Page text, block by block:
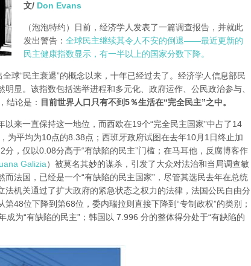
文/ Don Evans
（泡泡特约）
日前，经济学人发表了一篇调查报告，并就此
发出警告： 全球民主继续其令人不安的倒退——最近更新的
民主健康指数显示，有一半以上的国家分数下降。
球“民主衰退”的概念以来，十年已经过去了。经济学人信息部民
显。该指数包括选举进程和多元化、政府运作、公民政治参与、
结论是： 目前世界人口只有不到5％生活在“完全民主”之中。
以来一直保持这一地位，而西欧在19个“完全民主国家”中占了14
为平均为10点的8.38点；西班牙政府试图在去年10月1日终止加
，仅以0.08分高于“有缺陷的民主”门槛；在马耳他，反腐博客作
Galizia）被莫名其妙的谋杀，引发了大众对法治和当局调查敏
法国，已经是一个“有缺陷的民主国家”，尽管其选民去年在总统
机关通过了扩大政府的紧急状态之权力的法律，法国公民自由分
48位下降到第68位，委内瑞拉则直接下降到“专制政权”的类别；
为“有缺陷的民主”；韩国以 7.996 分的整体得分处于“有缺陷的